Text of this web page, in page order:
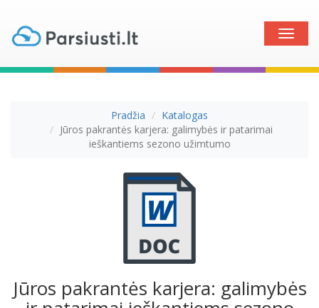
Toggle
Pradžia
Katalogas
Jūros pakrantės karjera: galimybės ir patarimai
ieškantiems sezono užimtumo
Jūros pakrantės karjera: galimybės